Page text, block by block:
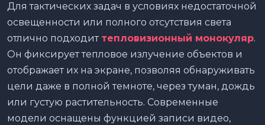
Для тактических задач в условиях недостаточной
освещенности или полного отсутствия света
отлично подходит тепловизионный монокуляр.
Он фиксирует тепловое излучение объектов и
отображает их на экране, позволяя обнаруживать
цели даже в полной темноте, через туман, дождь
или густую растительность. Современные
модели оснащены функцией записи видео,